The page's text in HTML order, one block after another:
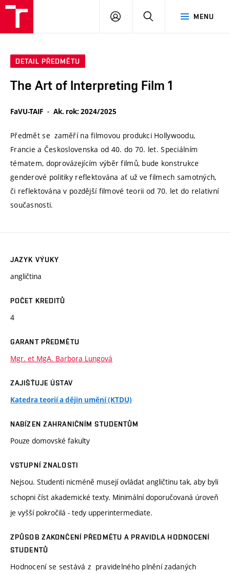
MENU
PŘIHLÁSIT
DETAIL PŘEDMĚTU
The Art of Interpreting Film 1
FaVU-TAIF Ak. rok: 2024/2025
Předmět se zaměří na filmovou produkci Hollywoodu,
Francie a Československa od 40. do 70. let. Speciálním
tématem, doprovázejícím výběr filmů, bude konstrukce
genderové politiky reflektována ať už ve filmech samotných,
či reflektována v pozdější filmové teorii od 70. let do relativní
současnosti.
JAZYK VÝUKY
angličtina
POČET KREDITŮ
4
GARANT PŘEDMĚTU
Mgr. et MgA. Barbora Lungová
ZAJIŠŤUJE ÚSTAV
Katedra teorií a dějin umění (KTDU)
NABÍZEN ZAHRANIČNÍM STUDENTŮM
Pouze domovské fakulty
VSTUPNÍ ZNALOSTI
Nejsou. Studenti nicméně musejí ovládat angličtinu tak, aby byli
schopni číst akademické texty. Minimální doporučovaná úroveň
je vyšší pokročilá - tedy upperintermediate.
ZPŮSOB ZAKONČENÍ PŘEDMĚTU A PRAVIDLA HODNOCENÍ
STUDENTŮ
Hodnocení se sestává z pravidelného plnění zadaných